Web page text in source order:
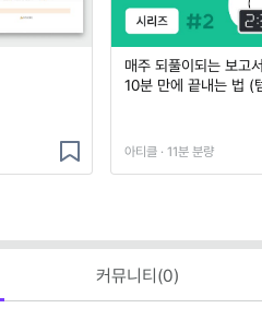
매주 되풀이되는 보고
10분 만에 끝내는 법 (
아티클 · 11분 분량
커뮤니티(0)